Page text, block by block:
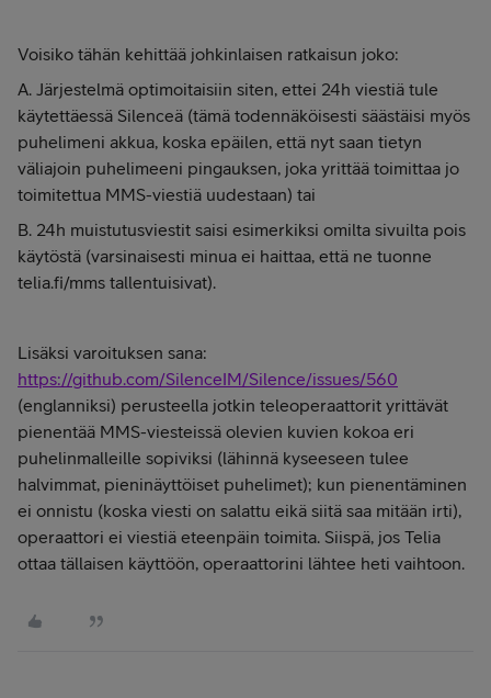
Voisiko tähän kehittää johkinlaisen ratkaisun joko:
A. Järjestelmä optimoitaisiin siten, ettei 24h viestiä tule
käytettäessä Silenceä (tämä todennäköisesti säästäisi myös
puhelimeni akkua, koska epäilen, että nyt saan tietyn
väliajoin puhelimeeni pingauksen, joka yrittää toimittaa jo
toimitettua MMS-viestiä uudestaan) tai
B. 24h muistutusviestit saisi esimerkiksi omilta sivuilta pois
käytöstä (varsinaisesti minua ei haittaa, että ne tuonne
telia.fi/mms tallentuisivat).
Lisäksi varoituksen sana:
https://github.com/SilenceIM/Silence/issues/560
(englanniksi) perusteella jotkin teleoperaattorit yrittävät
pienentää MMS-viesteissä olevien kuvien kokoa eri
puhelinmalleille sopiviksi (lähinnä kyseeseen tulee
halvimmat, pieninäyttöiset puhelimet); kun pienentäminen
ei onnistu (koska viesti on salattu eikä siitä saa mitään irti),
operaattori ei viestiä eteenpäin toimita. Siispä, jos Telia
ottaa tällaisen käyttöön, operaattorini lähtee heti vaihtoon.